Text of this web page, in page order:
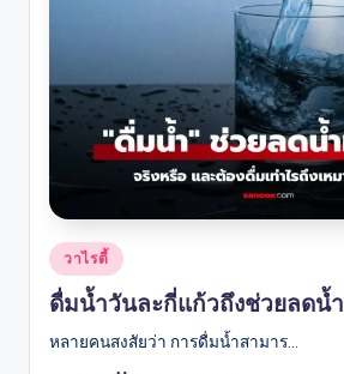
Posted
in
วาไรตี้
ดื่มน้ำวันละกี่แก้วถึงช่วยลดน้
หลายคนสงสัยว่า การดื่มน้ำสามาร…